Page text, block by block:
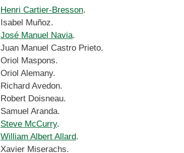
Henri Cartier-Bresson.
Isabel Muñoz.
José Manuel Navia.
Juan Manuel Castro Prieto.
Oriol Maspons.
Oriol Alemany.
Richard Avedon.
Robert Doisneau.
Samuel Aranda.
Steve McCurry.
William Albert Allard.
Xavier Miserachs.